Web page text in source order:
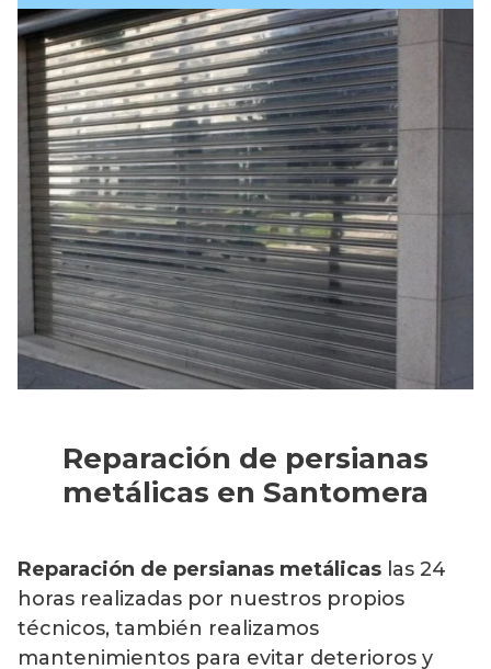
Reparación de persianas
metálicas en Santomera
Reparación de persianas metálicas las 24
horas realizadas por nuestros propios
técnicos, también realizamos
mantenimientos para evitar deterioros y